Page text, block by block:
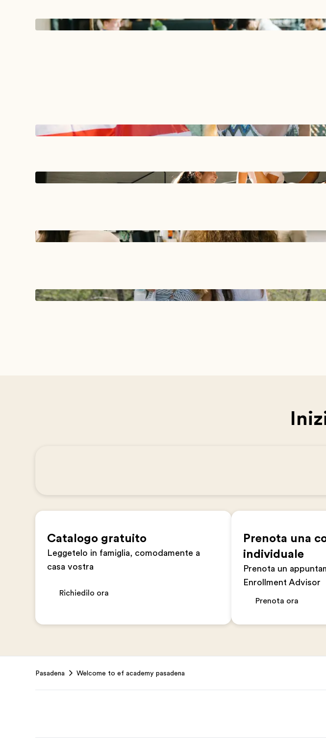
Catalogo gratuito
Leggetelo in famiglia, comodamente a
casa vostra
Richiedilo ora
Prenota una
individuale
Prenota un
Enrollment Advisor
Prenota ora
Pasadena Welcome to ef academy pasadena